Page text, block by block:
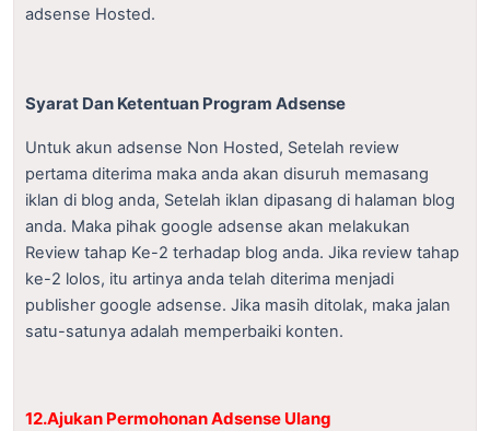
adsense Hosted.
Syarat Dan Ketentuan Program Adsense
Untuk akun adsense Non Hosted, Setelah review
pertama diterima maka anda akan disuruh memasang
iklan di blog anda, Setelah iklan dipasang di halaman blog
anda. Maka pihak google adsense akan melakukan
Review tahap Ke-2 terhadap blog anda. Jika review tahap
ke-2 lolos, itu artinya anda telah diterima menjadi
publisher google adsense. Jika masih ditolak, maka jalan
satu-satunya adalah memperbaiki konten.
12.Ajukan Permohonan Adsense Ulang